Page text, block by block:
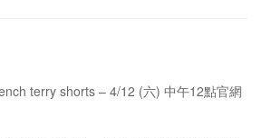
terry shorts – 4/12 (六) 中午12點官網